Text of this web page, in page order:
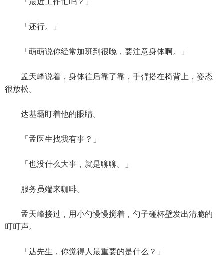
「最近工作忙吗？」
「还行。」
「萌萌说你经常加班到很晚，要注意身体啊。」
孟天峰说着，身体往后靠了靠，手臂搭在椅背上，姿态
很放松。
达基霸盯着他的眼睛。
「孟医生找我有事？」
「也没什么大事，就是聊聊。」
服务员端来咖啡。
孟天峰接过，用小勺慢慢搅着，勺子碰杯壁发出清脆的
叮叮声。
「达先生，你觉得人最重要的是什么？」